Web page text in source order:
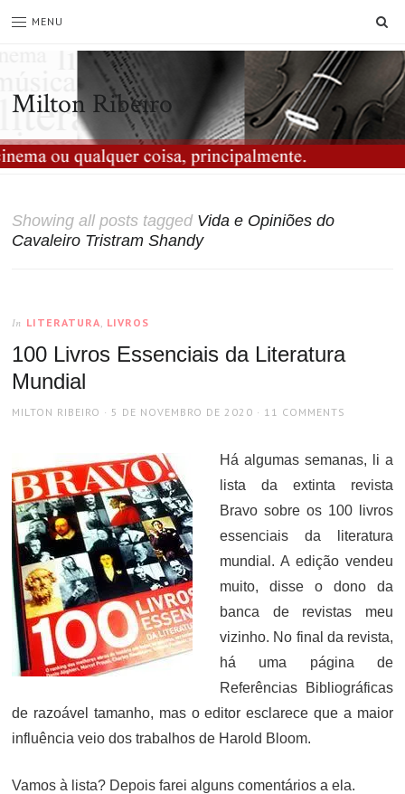
MENU
Milton Ribeiro
Showing all posts tagged Vida e Opiniões do
Cavaleiro Tristram Shandy
In LITERATURA, LIVROS
100 Livros Essenciais da Literatura
Mundial
AUTHOR
MILTON RIBEIRO
POSTED
5 DE NOVEMBRO DE 2020 11 COMMENTS
Há algumas semanas, li a
lista da extinta revista
Bravo sobre os 100 livros
essenciais da literatura
mundial. A edição vendeu
muito, disse o dono da
banca de revistas meu
vizinho. No final da revista,
há uma página de
Referências Bibliográficas
de razoável tamanho, mas o editor esclarece que a maior
influência veio dos trabalhos de Harold Bloom.
Vamos à lista? Depois farei alguns comentários a ela.